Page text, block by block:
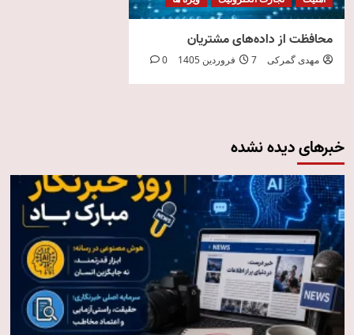
محافظت از داده‌های مشتریان
مهدی گمرکی 7 فروردین 1405 0
خبرهای دیده نشده